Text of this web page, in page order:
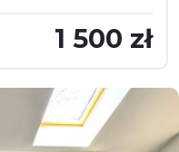
1 500 zł